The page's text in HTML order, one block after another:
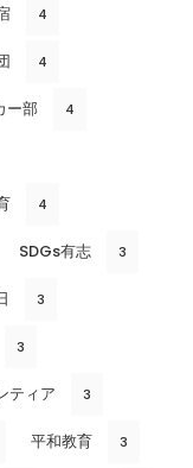
4
4
ー部 4
4
SDGs有志 3
3
3
ティア 3
平和教育 3